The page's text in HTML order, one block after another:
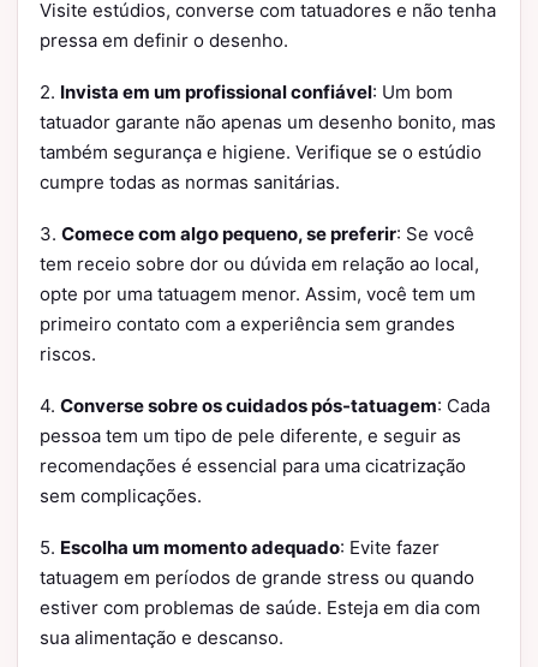
Visite estúdios, converse com tatuadores e não tenha
pressa em definir o desenho.
2. Invista em um profissional confiável: Um bom
tatuador garante não apenas um desenho bonito, mas
também segurança e higiene. Verifique se o estúdio
cumpre todas as normas sanitárias.
3. Comece com algo pequeno, se preferir: Se você
tem receio sobre dor ou dúvida em relação ao local,
opte por uma tatuagem menor. Assim, você tem um
primeiro contato com a experiência sem grandes
riscos.
4. Converse sobre os cuidados pós-tatuagem: Cada
pessoa tem um tipo de pele diferente, e seguir as
recomendações é essencial para uma cicatrização
sem complicações.
5. Escolha um momento adequado: Evite fazer
tatuagem em períodos de grande stress ou quando
estiver com problemas de saúde. Esteja em dia com
sua alimentação e descanso.